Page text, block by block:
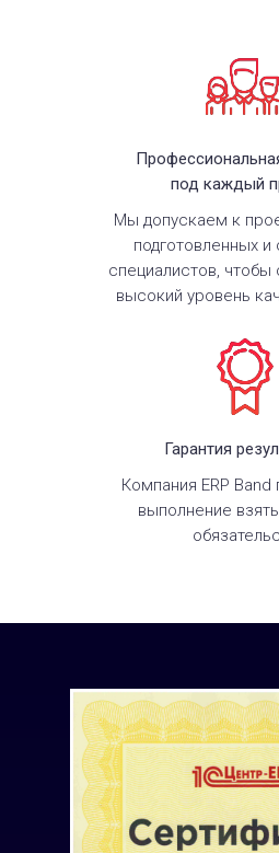
Мы допускаем к
подготовленных и
специалистов, чтобы
высокий уровень
под каждый
Компания ERP Band
выполнение
Гарантия